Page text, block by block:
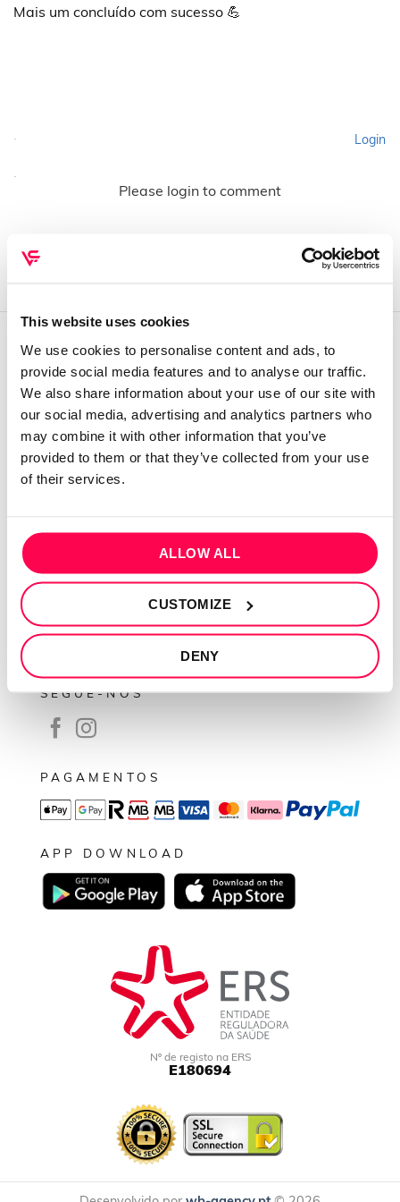
This website uses cookies
We use cookies to personalise content and ads, to
provide social media features and to analyse our traffic.
We also share information about your use of our site with
our social media, advertising and analytics partners who
may combine it with other information that you’ve
provided to them or that they’ve collected from your use
of their services.
ALLOW ALL
CUSTOMIZE
DENY
Mais um concluído com sucesso 💪
Login
Please login to comment
QUEM SOMOS
Sobre mim
Conta cliente
Recuperar Password
Política de privacidade
SEGUE-NOS
PAGAMENTOS
APP DOWNLOAD
Nº de registo na ERS
E180694